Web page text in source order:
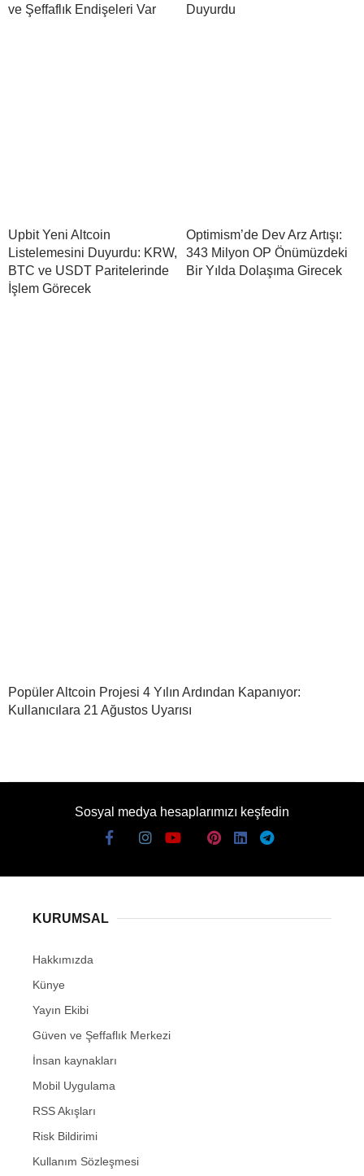
ve Şeffaflık Endişeleri Var Duyurdu
Upbit Yeni Altcoin
Listelemesini Duyurdu: KRW,
BTC ve USDT Paritelerinde
İşlem Görecek
Optimism’de Dev Arz Artışı:
343 Milyon OP Önümüzdeki
Bir Yılda Dolaşıma Girecek
Popüler Altcoin Projesi 4 Yılın Ardından Kapanıyor:
Kullanıcılara 21 Ağustos Uyarısı
Sosyal medya hesaplarımızı keşfedin
KURUMSAL
Hakkımızda
Künye
Yayın Ekibi
Güven ve Şeffaflık Merkezi
İnsan kaynakları
Mobil Uygulama
RSS Akışları
Risk Bildirimi
Kullanım Sözleşmesi